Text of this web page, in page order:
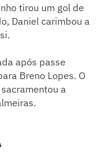
tirou um gol de
Daniel carimbou a
após passe
Breno Lopes. O
a